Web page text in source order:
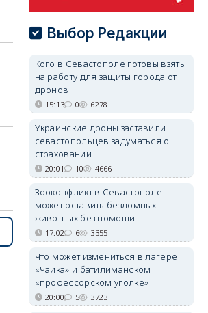
Выбор Редакции
Кого в Севастополе готовы взять
на работу для защиты города от
дронов
15:13 0 6278
Украинские дроны заставили
севастопольцев задуматься о
страховании
20:01 10 4666
Зооконфликт в Севастополе
может оставить бездомных
животных без помощи
17:02 6 3355
Что может измениться в лагере
«Чайка» и батилиманском
«профессорском уголке»
20:00 5 3723